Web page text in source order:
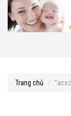
Trang chủ